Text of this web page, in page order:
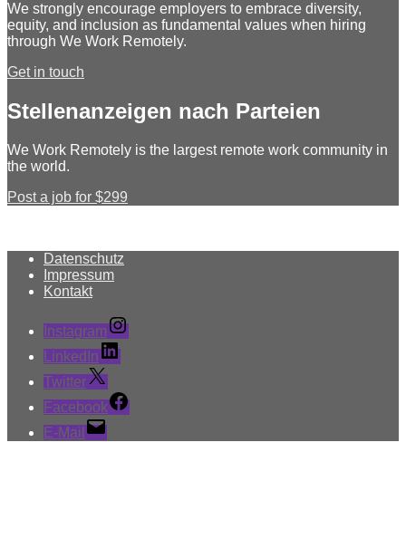
We strongly encourage employers to embrace diversity,
equity, and inclusion as fundamental values when hiring
through We Work Remotely.
Get in touch
Stellenanzeigen nach Parteien
We Work Remotely is the largest remote work community in
the world.
Post a job for $299
Datenschutz
Impressum
Kontakt
Instagram
LinkedIn
Twitter
Facebook
E-Mail